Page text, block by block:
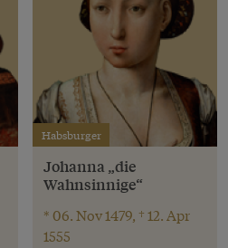
Habsburger
Johanna „die
Wahnsinnige“
* 06. Nov 1479, † 12. Apr
1555